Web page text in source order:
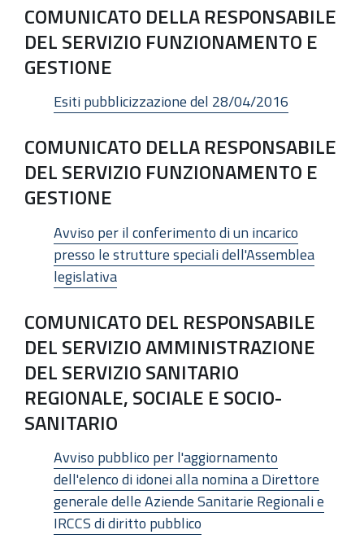
COMUNICATO DELLA RESPONSABILE
DEL SERVIZIO FUNZIONAMENTO E
GESTIONE
Esiti pubblicizzazione del 28/04/2016
COMUNICATO DELLA RESPONSABILE
DEL SERVIZIO FUNZIONAMENTO E
GESTIONE
Avviso per il conferimento di un incarico
presso le strutture speciali dell'Assemblea
legislativa
COMUNICATO DEL RESPONSABILE
DEL SERVIZIO AMMINISTRAZIONE
DEL SERVIZIO SANITARIO
REGIONALE, SOCIALE E SOCIO-
SANITARIO
Avviso pubblico per l'aggiornamento
dell'elenco di idonei alla nomina a Direttore
generale delle Aziende Sanitarie Regionali e
IRCCS di diritto pubblico